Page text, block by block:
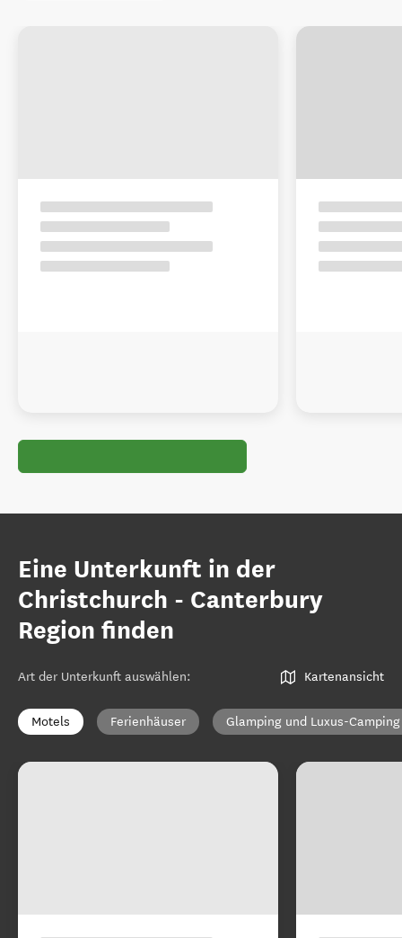
Eine Unterkunft in der
Christchurch - Canterbury
Region finden
Art der Unterkunft auswählen: Kartenansicht
Motels Ferienhäuser Glamping und Luxus-Camping